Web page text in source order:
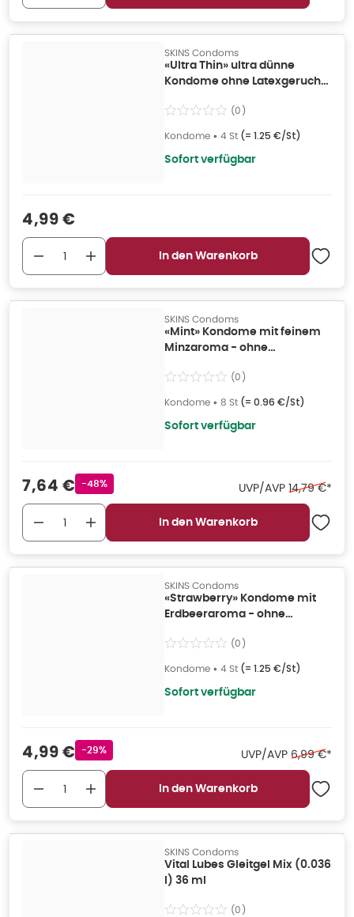
SKINS Condoms
«Ultra Thin» ultra dünne
Kondome ohne Latexgeruch
(0)
Kondome • 4 St (= 1.25 €/St)
Sofort verfügbar
Verkaufspreis
4,99 €
In den Warenkorb
SKINS Condoms
«Mint» Kondome mit feinem
Minzaroma - ohne
St
(0)
Kondome • 8 St (= 0.96 €/St)
Sofort verfügbar
Verkaufspreis
7,64 €Rabattstempel
-48% UVP/AVP Ehemaliger
14,79 €*
In den Warenkorb
SKINS Condoms
«Strawberry» Kondome mit
Erdbeeraroma - ohne
St
(0)
Kondome • 4 St (= 1.25 €/St)
Sofort verfügbar
Verkaufspreis
4,99 €Rabattstempel
-29% UVP/AVP Ehemaliger
6,99 €*
In den Warenkorb
SKINS Condoms
Vital Lubes Gleitgel Mix (0.036
l) 36 ml
(0)